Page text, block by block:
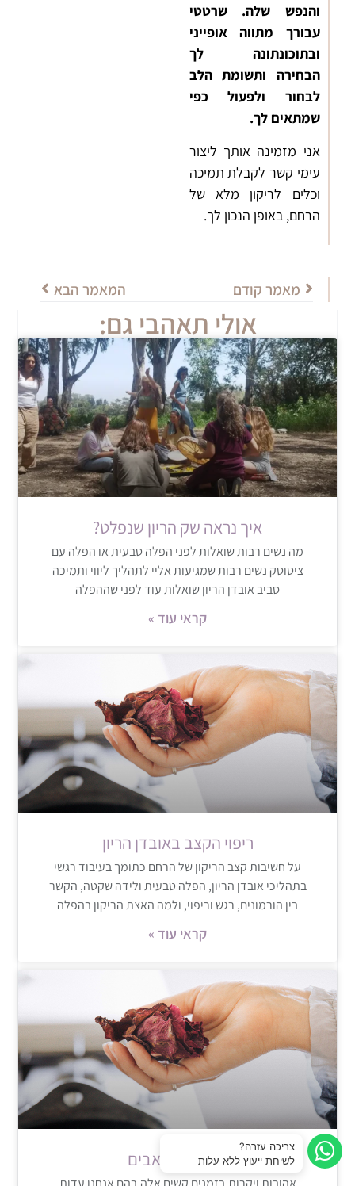
והנפש שלה. שרטטי
עבורך מתווה אופייני
ובתוכונתונה לך
הבחירה ותשומת הלב
לבחור ולפעול כפי
שמתאים לך.
אני מזמינה אותך ליצור
עימי קשר לקבלת תמיכה
וכלים לריקון מלא של
הרחם, באופן הנכון לך.
מאמר קודם המאמר הבא
אולי תאהבי גם:
איך נראה שק הריון שנפלט?
מה נשים רבות שואלות לפני הפלה טבעית או הפלה עם
ציטוטק נשים רבות שמגיעות אליי לתהליך ליווי ותמיכה
סביב אובדן הריון שואלות עוד לפני שההפלה
קראי עוד »
ריפוי הקצב באובדן הריון
על חשיבות קצב הריקון של הרחם כתומך בעיבוד רגשי
בתהליכי אובדן הריון, הפלה טבעית ולידה שקטה, הקשר
בין הורמונים, רגש וריפוי, ולמה האצת הריקון בהפלה
קראי עוד »
חיבור למשאבים